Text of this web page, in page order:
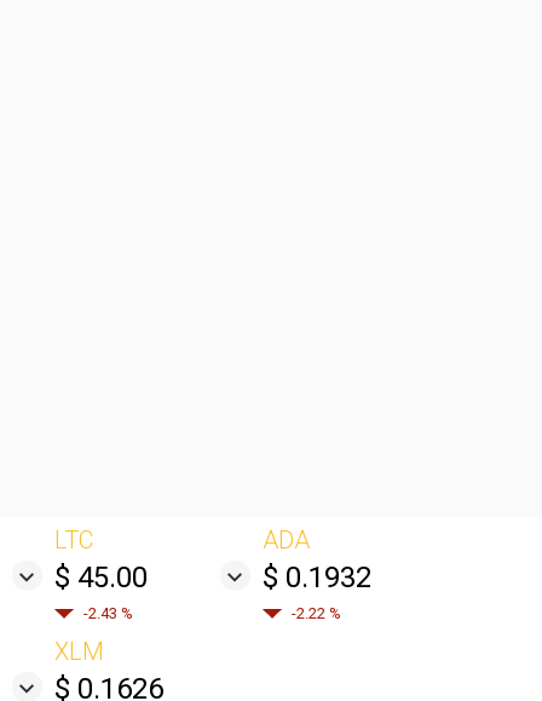
LTC
$ 45.00
-2.43 %
ADA
$ 0.1932
-2.22 %
XLM
$ 0.1626